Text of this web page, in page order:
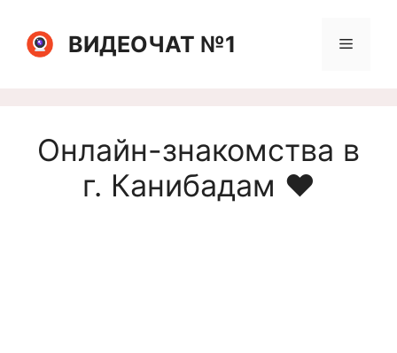
содержимомуВИДЕОЧАТ №1 Меню
Онлайн-знакомства в
г. Канибадам ❤️